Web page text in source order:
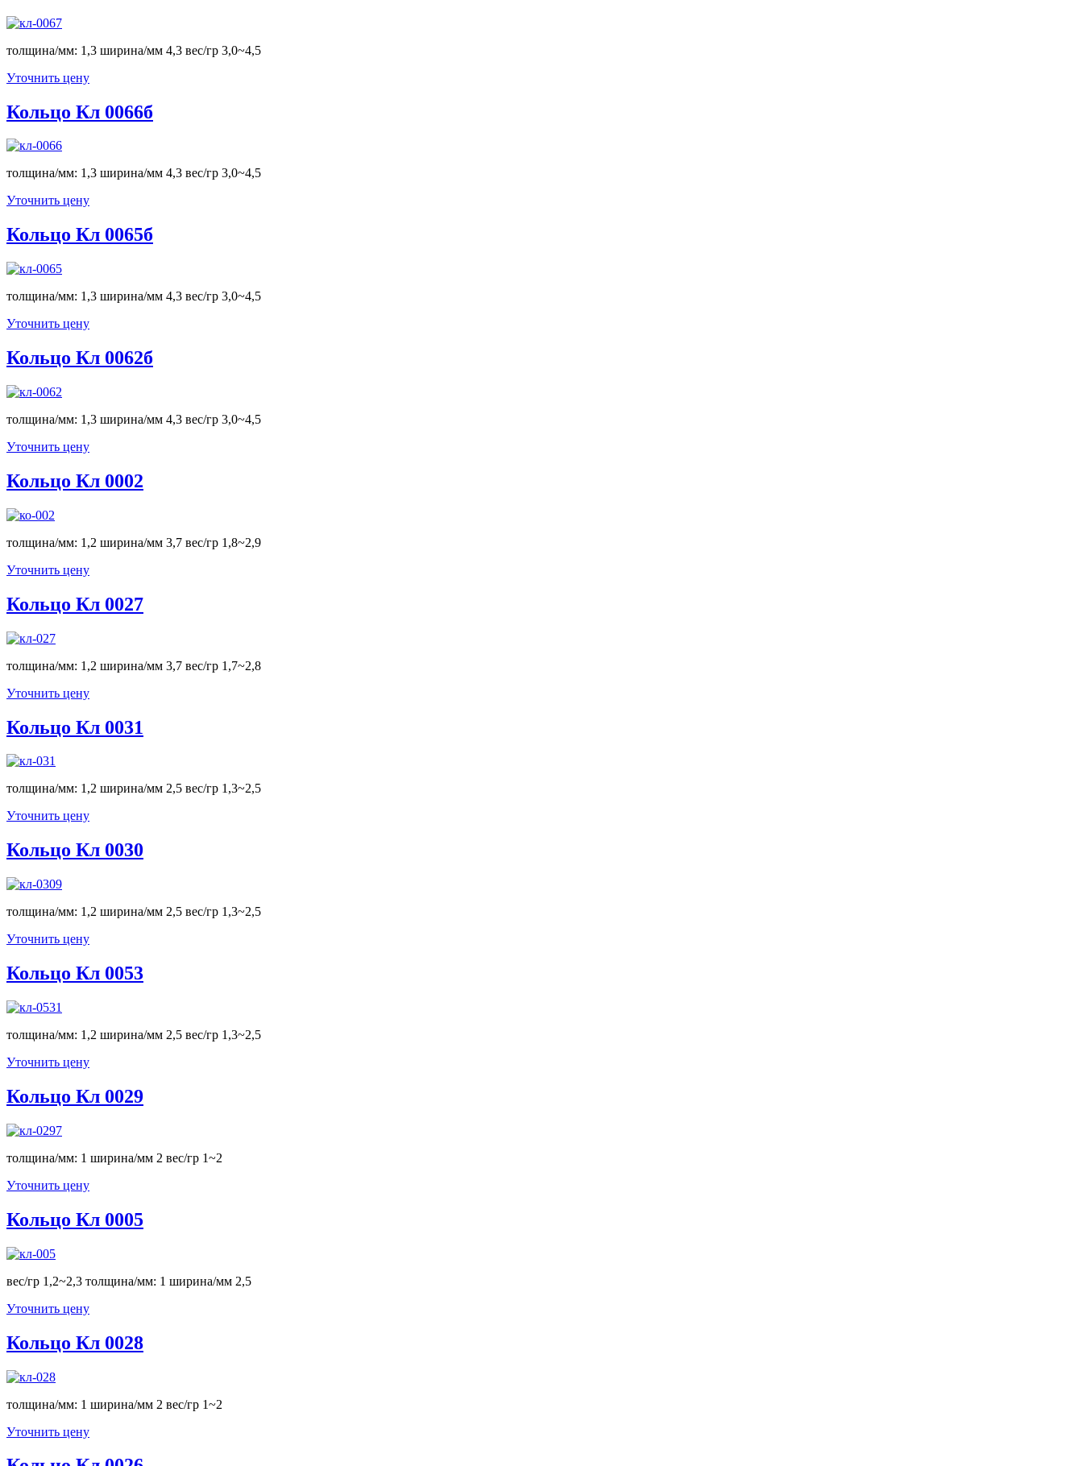
толщина/мм: 1,3 ширина/мм 4,3 вес/гр 3,0~4,5
Уточнить цену
Кольцо Кл 0066б
толщина/мм: 1,3 ширина/мм 4,3 вес/гр 3,0~4,5
Уточнить цену
Кольцо Кл 0065б
толщина/мм: 1,3 ширина/мм 4,3 вес/гр 3,0~4,5
Уточнить цену
Кольцо Кл 0062б
толщина/мм: 1,3 ширина/мм 4,3 вес/гр 3,0~4,5
Уточнить цену
Кольцо Кл 0002
толщина/мм: 1,2 ширина/мм 3,7 вес/гр 1,8~2,9
Уточнить цену
Кольцо Кл 0027
толщина/мм: 1,2 ширина/мм 3,7 вес/гр 1,7~2,8
Уточнить цену
Кольцо Кл 0031
толщина/мм: 1,2 ширина/мм 2,5 вес/гр 1,3~2,5
Уточнить цену
Кольцо Кл 0030
толщина/мм: 1,2 ширина/мм 2,5 вес/гр 1,3~2,5
Уточнить цену
Кольцо Кл 0053
толщина/мм: 1,2 ширина/мм 2,5 вес/гр 1,3~2,5
Уточнить цену
Кольцо Кл 0029
толщина/мм: 1 ширина/мм 2 вес/гр 1~2
Уточнить цену
Кольцо Кл 0005
вес/гр 1,2~2,3 толщина/мм: 1 ширина/мм 2,5
Уточнить цену
Кольцо Кл 0028
толщина/мм: 1 ширина/мм 2 вес/гр 1~2
Уточнить цену